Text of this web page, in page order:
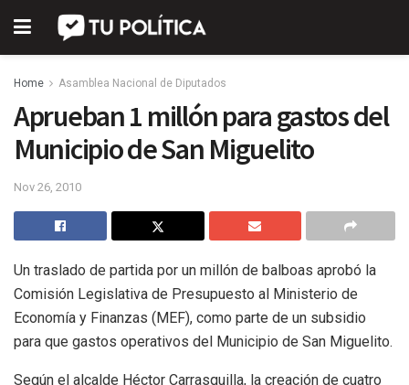
Home Asamblea Nacional de Diputados
Aprueban 1 millón para gastos del
Municipio de San Miguelito
Nov 26, 2010
Un traslado de partida por un millón de balboas aprobó la
Comisión Legislativa de Presupuesto al Ministerio de
Economía y Finanzas (MEF), como parte de un subsidio
para que gastos operativos del Municipio de San Miguelito.
Según el alcalde Héctor Carrasquilla, la creación de cuatro